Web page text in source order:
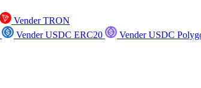
Vender TRON
Vender USDC ERC20
Vender USDC